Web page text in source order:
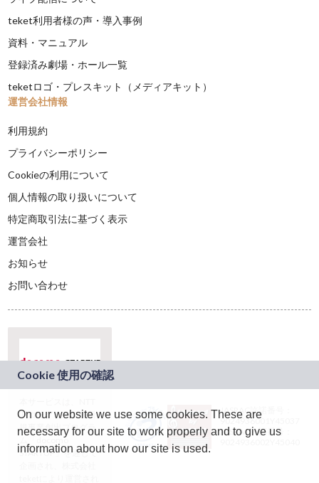
teket利用者様の声・導入事例
資料・マニュアル
登録済み劇場・ホール一覧
teketロゴ・プレスキット（メディアキット）
運営会社情報
利用規約
プライバシーポリシー
Cookieの利用について
個人情報の取り扱いについて
特定商取引法に基づく表示
運営会社
お知らせ
お問い合わせ
ドコモグループの新
規事業創出プログラ
ム「docomo
STARTUP」を通じて
JASRAC許諾番号：
9024936001Y45037
JASRAC許諾番号：
On our website we use some cookies. These are
necessary for our site to work properly and to give us
information about how our site is used.